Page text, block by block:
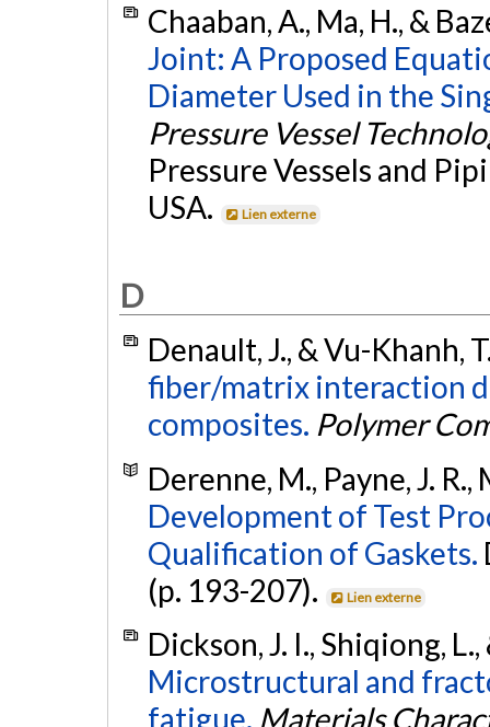
Chaaban, A., Ma, H., &
Joint: A Proposed
Diameter Used in the
Pressure Vessel
Pressure Vessels and
USA.
Lien externe
D
Denault, J., & Vu-Khanh,
fiber/matrix interaction
composites. Polymer
Derenne, M., Payne, J.
Development of Test
Qualification of Gaskets.
(p. 193-207).
Lien externe
Dickson, J. I., Shiqiong,
Microstructural and
fatigue. Materials